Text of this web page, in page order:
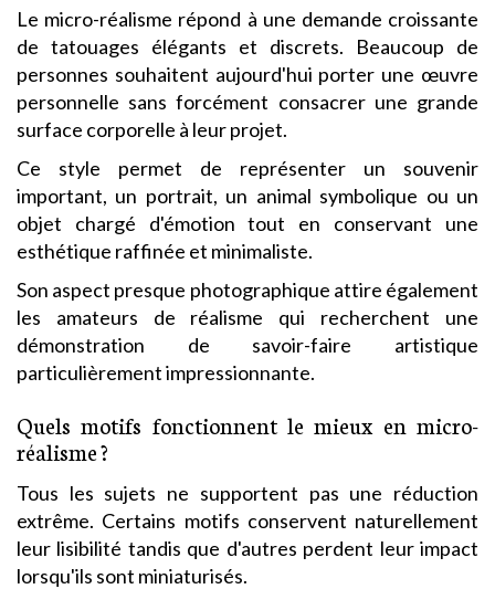
Le micro-réalisme répond à une demande croissante
de tatouages élégants et discrets. Beaucoup de
personnes souhaitent aujourd'hui porter une œuvre
personnelle sans forcément consacrer une grande
surface corporelle à leur projet.
Ce style permet de représenter un souvenir
important, un portrait, un animal symbolique ou un
objet chargé d'émotion tout en conservant une
esthétique raffinée et minimaliste.
Son aspect presque photographique attire également
les amateurs de réalisme qui recherchent une
démonstration de savoir-faire artistique
particulièrement impressionnante.
Quels motifs fonctionnent le mieux en micro-
réalisme ?
Tous les sujets ne supportent pas une réduction
extrême. Certains motifs conservent naturellement
leur lisibilité tandis que d'autres perdent leur impact
lorsqu'ils sont miniaturisés.